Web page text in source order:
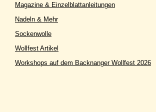
Magazine & Einzelblattanleitungen
Nadeln & Mehr
Sockenwolle
Wollfest Artikel
Workshops auf dem Backnanger Wollfest 2026